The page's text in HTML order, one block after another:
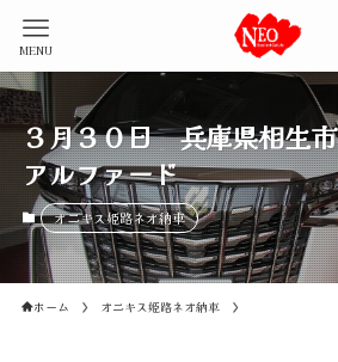
MENU
３月３０日 兵庫県相
アルファード
オニキス姫路ネオ納車
ホーム オニキス姫路ネオ納車